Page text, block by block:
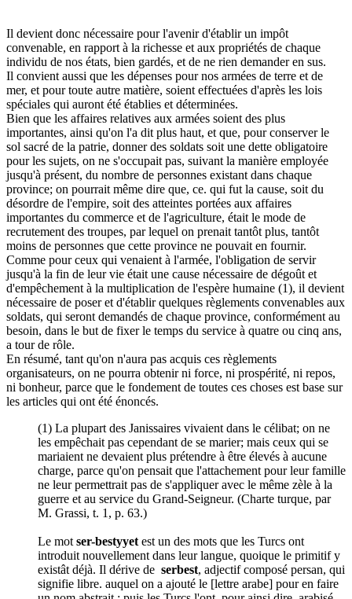
Il devient donc nécessaire pour l'avenir d'établir un impôt
convenable, en rapport à la richesse et aux propriétés de chaque
individu de nos états, bien gardés, et de ne rien demander en sus.
Il convient aussi que les dépenses pour nos armées de terre et de
mer, et pour toute autre matière, soient effectuées d'après les lois
spéciales qui auront été établies et déterminées.
Bien que les affaires relatives aux armées soient des plus
importantes, ainsi qu'on l'a dit plus haut, et que, pour conserver le
sol sacré de la patrie, donner des soldats soit une dette obligatoire
pour les sujets, on ne s'occupait pas, suivant la manière employée
jusqu'à présent, du nombre de personnes existant dans chaque
province; on pourrait même dire que, ce. qui fut la cause, soit du
désordre de l'empire, soit des atteintes portées aux affaires
importantes du commerce et de l'agriculture, était le mode de
recrutement des troupes, par lequel on prenait tantôt plus, tantôt
moins de personnes que cette province ne pouvait en fournir.
Comme pour ceux qui venaient à l'armée, l'obligation de servir
jusqu'à la fin de leur vie était une cause nécessaire de dégoût et
d'empêchement à la multiplication de l'espère humaine (1), il devient
nécessaire de poser et d'établir quelques règlements convenables aux
soldats, qui seront demandés de chaque province, conformément au
besoin, dans le but de fixer le temps du service à quatre ou cinq ans,
a tour de rôle.
En résumé, tant qu'on n'aura pas acquis ces règlements
organisateurs, on ne pourra obtenir ni force, ni prospérité, ni repos,
ni bonheur, parce que le fondement de toutes ces choses est base sur
les articles qui ont été énoncés.
(1) La plupart des Janissaires vivaient dans le célibat; on ne
les empêchait pas cependant de se marier; mais ceux qui se
mariaient ne devaient plus prétendre à être élevés à aucune
charge, parce qu'on pensait que l'attachement pour leur famille
ne leur permettrait pas de s'appliquer avec le même zèle à la
guerre et au service du Grand-Seigneur. (Charte turque, par
M. Grassi, t. 1, p. 63.)
Le mot ser-bestyyet est un des mots que les Turcs ont
introduit nouvellement dans leur langue, quoique le primitif y
existât déjà. Il dérive de serbest, adjectif composé persan, qui
signifie libre. auquel on a ajouté le [lettre arabe] pour en faire